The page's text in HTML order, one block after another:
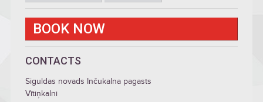
BOOK NOW
CONTACTS
Siguldas novads Inčukalna pagasts
Vītiņkalni